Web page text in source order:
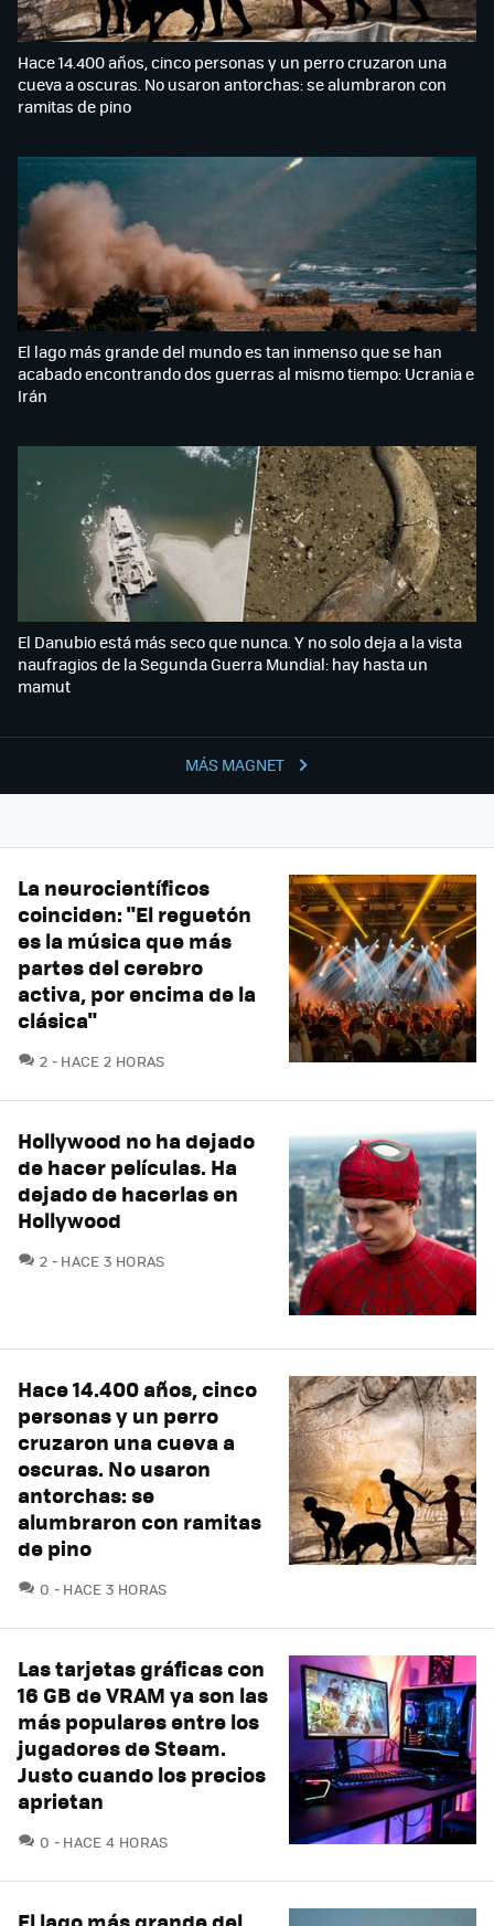
MÁS MAGNET
Hace 14.400 años, cinco personas y un perro cruzaron una
cueva a oscuras. No usaron antorchas: se alumbraron con
ramitas de pino
El lago más grande del mundo es tan inmenso que se han
acabado encontrando dos guerras al mismo tiempo: Ucrania e
Irán
El Danubio está más seco que nunca. Y no solo deja a la vista
naufragios de la Segunda Guerra Mundial: hay hasta un
mamut
La neurocientíficos
coinciden: "El reguetón
es la música que más
partes del cerebro
activa, por encima de la
clásica"
2 COMENTARIOS
HACE 2 HORAS
Hollywood no ha dejado
de hacer películas. Ha
dejado de hacerlas en
Hollywood
2 COMENTARIOS
HACE 3 HORAS
Hace 14.400 años, cinco
personas y un perro
cruzaron una cueva a
oscuras. No usaron
antorchas: se
alumbraron con ramitas
de pino
0 COMENTARIOS
HACE 3 HORAS
Las tarjetas gráficas con
16 GB de VRAM ya son las
más populares entre los
jugadores de Steam.
Justo cuando los precios
aprietan
0 COMENTARIOS
HACE 4 HORAS